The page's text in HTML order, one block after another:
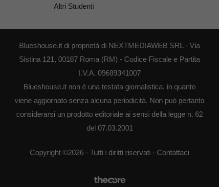
Altri Studenti
Blueshouse.it di proprietà di NEXTMEDIAWEB SRL - Via
Sistina 121, 00187 Roma (RM) - Codice Fiscale e Partita
I.V.A. 09689341007
Blueshouse.it non è una testata giornalistica, in quanto
viene aggiornato senza alcuna periodicità. Non può pertanto
considerarsi un prodotto editoriale ai sensi della legge n. 62
del 07.03.2001
Copyright ©2026 - Tutti i diritti riservati - Contattaci